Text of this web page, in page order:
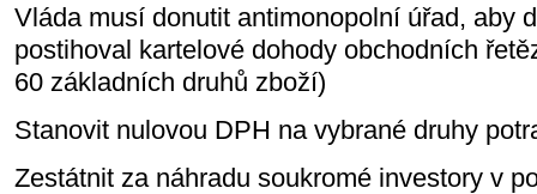
Vláda musí donutit antimonopolní úřad, aby
postihoval kartelové dohody obchodních
60 základních druhů zboží)
Stanovit nulovou DPH na vybrané druhy
Zestátnit za náhradu soukromé investory v